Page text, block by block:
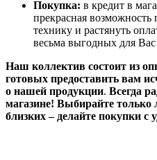
Покупка: в кредит в
прекрасная возможность
технику и растянуть
весьма выгодных для
Наш коллектив состоит из
готовых предоставить вам
о нашей продукции. Всегда
магазине! Выбирайте только
близких – делайте покупки с